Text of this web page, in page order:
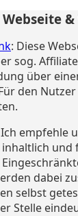
: Diese
sog.
über
den
Ich empfehle
dabei
selbst
Stelle